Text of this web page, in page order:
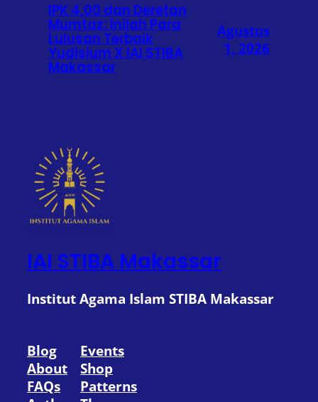
IPK 4,00 dan Deretan
Mumtaz: Inilah Para
Lulusan Terbaik
Yudisium X IAI STIBA
Makassar
Agustus
1, 2026
IAI STIBA Makassar
Institut Agama Islam STIBA Makassar
Blog
About
FAQs
Events
Shop
Patterns